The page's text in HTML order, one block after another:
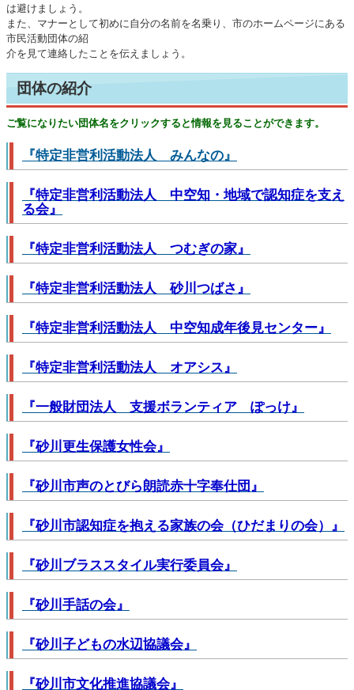
は避けましょう。
また、マナーとして初めに自分の名前を名乗り、市のホームページにある
市民活動団体の紹
介を見て連絡したことを伝えましょう。
団体の紹介
ご覧になりたい団体名をクリックすると情報を見ることができます。
『特定非営利活動法人 みんなの』
『特定非営利活動法人 中空知・地域で認知症を支え
る会』
『特定非営利活動法人 つむぎの家』
『特定非営利活動法人 砂川つばさ』
『特定非営利活動法人 中空知成年後見センター』
『特定非営利活動法人 オアシス』
『一般財団法人 支援ボランティア ぽっけ』
『砂川更生保護女性会』
『砂川市声のとびら朗読赤十字奉仕団』
『砂川市認知症を抱える家族の会（ひだまりの会）』
『砂川ブラススタイル実行委員会』
『砂川手話の会』
『砂川子どもの水辺協議会』
『砂川市文化推進協議会』